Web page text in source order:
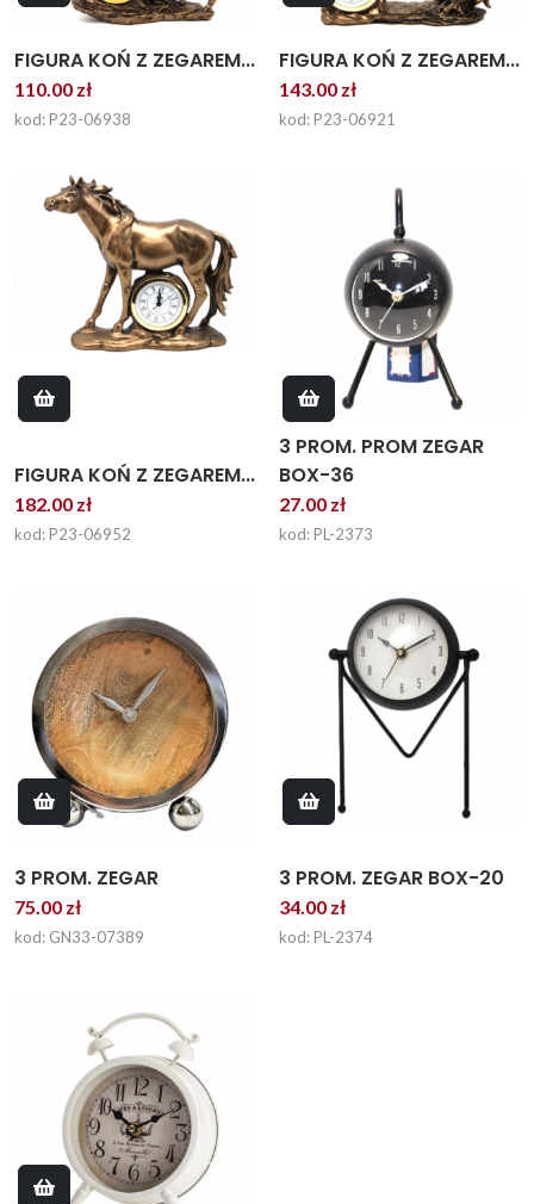
FIGURA KOŃ Z ZEGAREM...
110.00 zł
kod: P23-06938
FIGURA KOŃ Z ZEGAREM...
143.00 zł
kod: P23-06921
FIGURA KOŃ Z ZEGAREM...
182.00 zł
kod: P23-06952
3 PROM. PROM ZEGAR
BOX-36
27.00 zł
kod: PL-2373
3 PROM. ZEGAR
75.00 zł
kod: GN33-07389
3 PROM. ZEGAR BOX-20
34.00 zł
kod: PL-2374